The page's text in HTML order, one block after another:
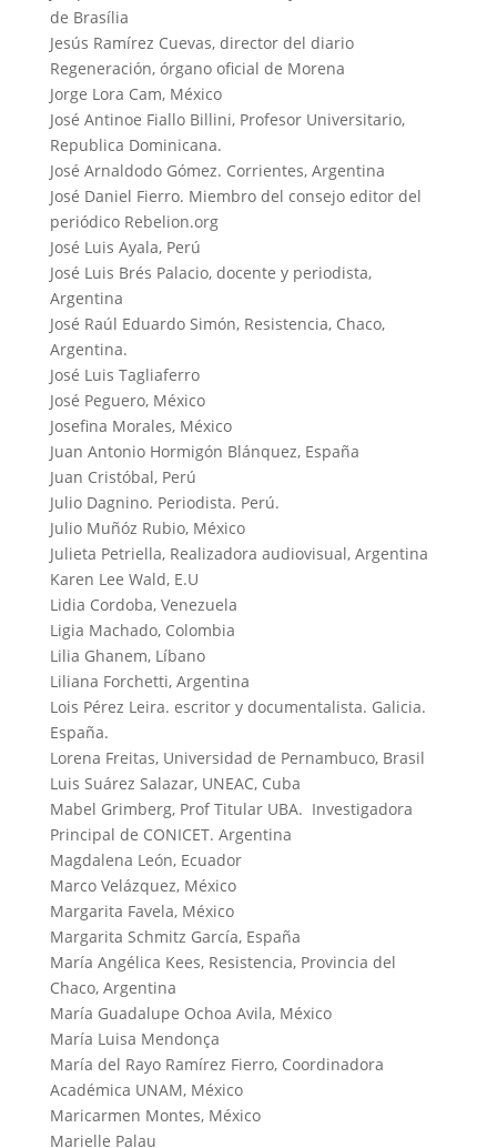
de Brasília
Jesús Ramírez Cuevas, director del diario
Regeneración, órgano oficial de Morena
Jorge Lora Cam, México
José Antinoe Fiallo Billini, Profesor Universitario,
Republica Dominicana.
José Arnaldodo Gómez. Corrientes, Argentina
José Daniel Fierro. Miembro del consejo editor del
periódico Rebelion.org
José Luis Ayala, Perú
José Luis Brés Palacio, docente y periodista,
Argentina
José Raúl Eduardo Simón, Resistencia, Chaco,
Argentina.
José Luis Tagliaferro
José Peguero, México
Josefina Morales, México
Juan Antonio Hormigón Blánquez, España
Juan Cristóbal, Perú
Julio Dagnino. Periodista. Perú.
Julio Muñóz Rubio, México
Julieta Petriella, Realizadora audiovisual, Argentina
Karen Lee Wald, E.U
Lidia Cordoba, Venezuela
Ligia Machado, Colombia
Lilia Ghanem, Líbano
Liliana Forchetti, Argentina
Lois Pérez Leira. escritor y documentalista. Galicia.
España.
Lorena Freitas, Universidad de Pernambuco, Brasil
Luis Suárez Salazar, UNEAC, Cuba
Mabel Grimberg, Prof Titular UBA. Investigadora
Principal de CONICET. Argentina
Magdalena León, Ecuador
Marco Velázquez, México
Margarita Favela, México
Margarita Schmitz García, España
María Angélica Kees, Resistencia, Provincia del
Chaco, Argentina
María Guadalupe Ochoa Avila, México
María Luisa Mendonça
María del Rayo Ramírez Fierro, Coordinadora
Académica UNAM, México
Maricarmen Montes, México
Marielle Palau